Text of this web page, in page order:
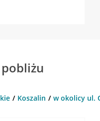
Koszalin w okolicy ul.